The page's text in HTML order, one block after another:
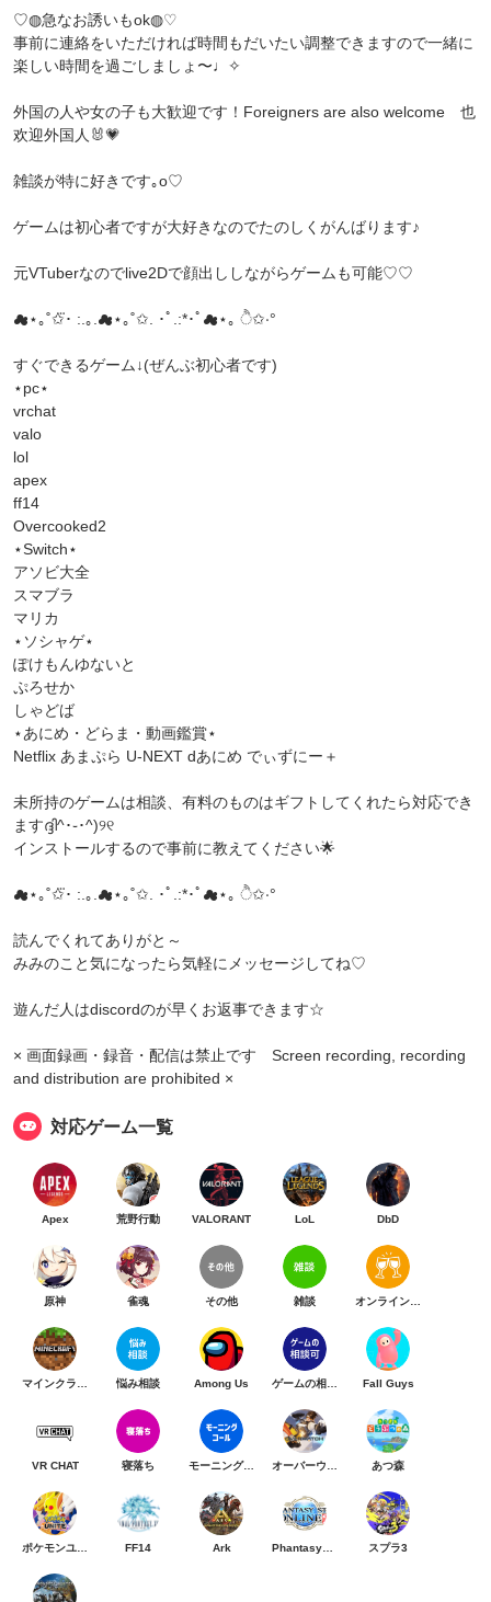
♡◍急なお誘いもok◍♡
事前に連絡をいただければ時間もだいたい調整できますので一緒に
楽しい時間を過ごしましょ〜♩✧
外国の人や女の子も大歓迎です！Foreigners are also welcome 也
欢迎外国人🐰💗
雑談が特に好きです｡o♡
ゲームは初心者ですが大好きなのでたのしくがんばります♪
元VTuberなのでlive2Dで顔出ししながらゲームも可能♡♡
☁︎︎⋆｡˚✩⃛･ :.｡.☁︎︎⋆｡˚✩. ･ﾟ.:*･ﾟ☁︎︎⋆｡ ੈ✩‧°
すぐできるゲーム↓(ぜんぶ初心者です)
⋆pc⋆
vrchat
valo
lol
apex
ff14
Overcooked2
⋆Switch⋆
アソビ大全
スマブラ
マリカ
⋆ソシャゲ⋆
ぽけもんゆないと
ぷろせか
しゃどば
⋆あにめ・どらま・動画鑑賞⋆
Netflix あまぷら U-NEXT dあにめ でぃずにー＋
未所持のゲームは相談、有料のものはギフトしてくれたら対応でき
ますദ്ദി^･֊･^)୨୧
インストールするので事前に教えてください🌟
☁︎︎⋆｡˚✩⃛･ :.｡.☁︎︎⋆｡˚✩. ･ﾟ.:*･ﾟ☁︎︎⋆｡ ੈ✩‧°
読んでくれてありがと～
みみのこと気になったら気軽にメッセージしてね♡
遊んだ人はdiscordのが早くお返事できます☆
× 画面録画・録音・配信は禁止です Screen recording, recording
and distribution are prohibited ×
対応ゲーム一覧
Apex 荒野行動 VALORANT LoL DbD
原神 雀魂 その他 雑談
悩み相談 Among Us Fall Guys
VR CHAT 寝落ち モーニングコール あつ森
FF14 Ark スプラ3